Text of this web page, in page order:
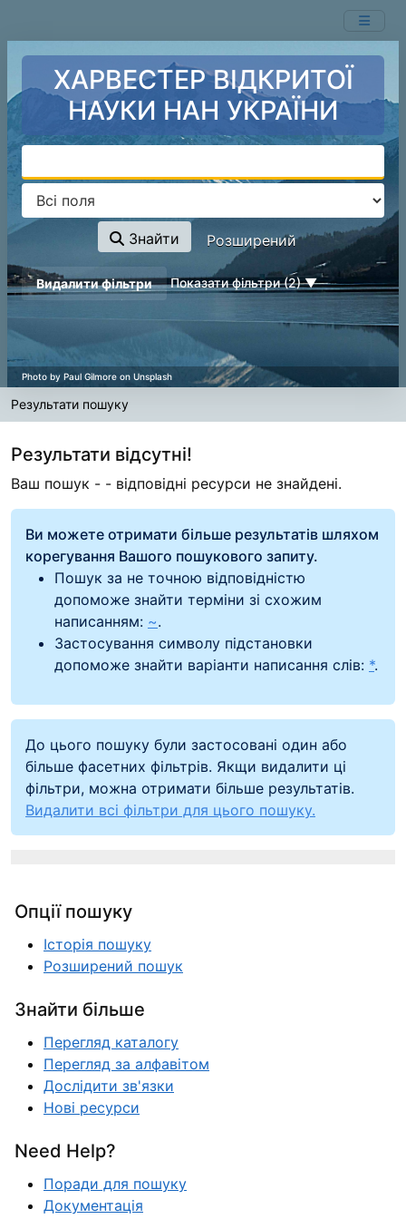
ХАРВЕСТЕР ВІДКРИТОЇ
НАУКИ НАН УКРАЇНИ
Знайти Розширений
page_reload_on_deselect_hint
Видалити фільтри Показати фільтри (2)
Результати пошуку
Результати відсутні!
Ваш пошук - - відповідні ресурси не знайдені.
Ви можете отримати більше результатів шляхом
корегування Вашого пошукового запиту.
Пошук за не точною відповідністю
допоможе знайти терміни зі схожим
написанням: ~.
Застосування символу підстановки
допоможе знайти варіанти написання слів: *.
До цього пошуку були застосовані один або
більше фасетних фільтрів. Якщи видалити ці
фільтри, можна отримати більше результатів.
Видалити всі фільтри для цього пошуку.
Опції пошуку
Історія пошуку
Розширений пошук
Знайти більше
Перегляд каталогу
Перегляд за алфавітом
Дослідити зв'язки
Нові ресурси
Need Help?
Поради для пошуку
Документація